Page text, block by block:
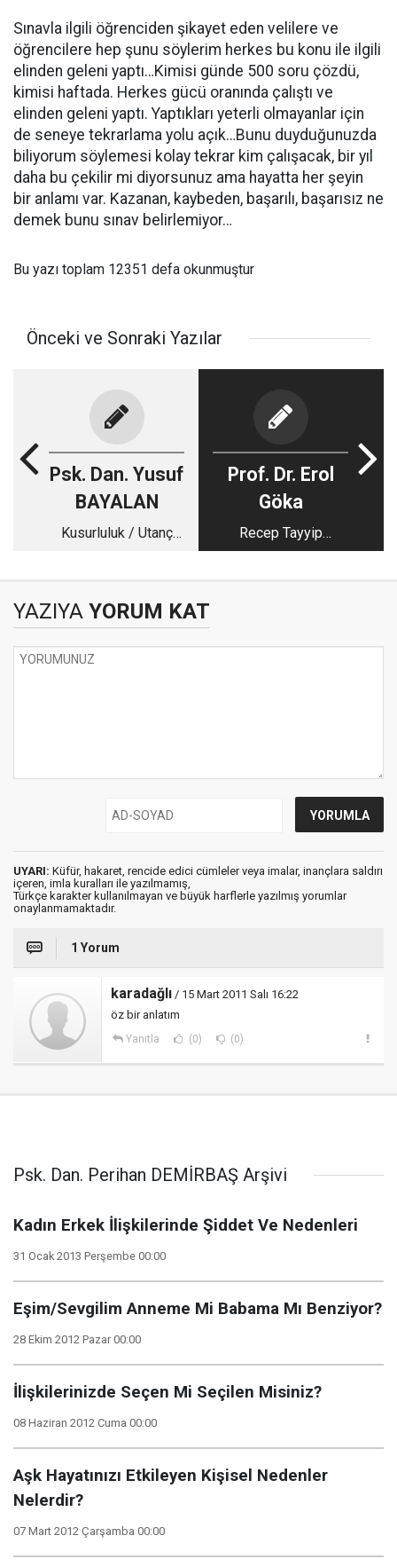
Sınavla ilgili öğrenciden şikayet eden velilere ve
öğrencilere hep şunu söylerim herkes bu konu ile ilgili
elinden geleni yaptı…Kimisi günde 500 soru çözdü,
kimisi haftada. Herkes gücü oranında çalıştı ve
elinden geleni yaptı. Yaptıkları yeterli olmayanlar için
de seneye tekrarlama yolu açık…Bunu duyduğunuzda
biliyorum söylemesi kolay tekrar kim çalışacak, bir yıl
daha bu çekilir mi diyorsunuz ama hayatta her şeyin
bir anlamı var. Kazanan, kaybeden, başarılı, başarısız ne
demek bunu sınav belirlemiyor…
Bu yazı toplam 12351 defa okunmuştur
Önceki ve Sonraki Yazılar
Psk. Dan. Yusuf
BAYALAN
Kusurluluk / Utanç
Prof. Dr. Erol
Göka
Recep Tayyip
Erdoğan’ın Liderlik
YAZIYA YORUM KAT
UYARI: Küfür, hakaret, rencide edici cümleler veya imalar, inançlara saldırı
içeren, imla kuralları ile yazılmamış,
Türkçe karakter kullanılmayan ve büyük harflerle yazılmış yorumlar
onaylanmamaktadır.
1 Yorum
karadağlı / 15 Mart 2011 Salı 16:22
öz bir anlatım
Yanıtla (0) (0)
Psk. Dan. Perihan DEMİRBAŞ Arşivi
Kadın Erkek İlişkilerinde Şiddet Ve Nedenleri
31 Ocak 2013 Perşembe 00:00
Eşim/Sevgilim Anneme Mi Babama Mı Benziyor?
28 Ekim 2012 Pazar 00:00
İlişkilerinizde Seçen Mi Seçilen Misiniz?
08 Haziran 2012 Cuma 00:00
Aşk Hayatınızı Etkileyen Kişisel Nedenler
Nelerdir?
07 Mart 2012 Çarşamba 00:00